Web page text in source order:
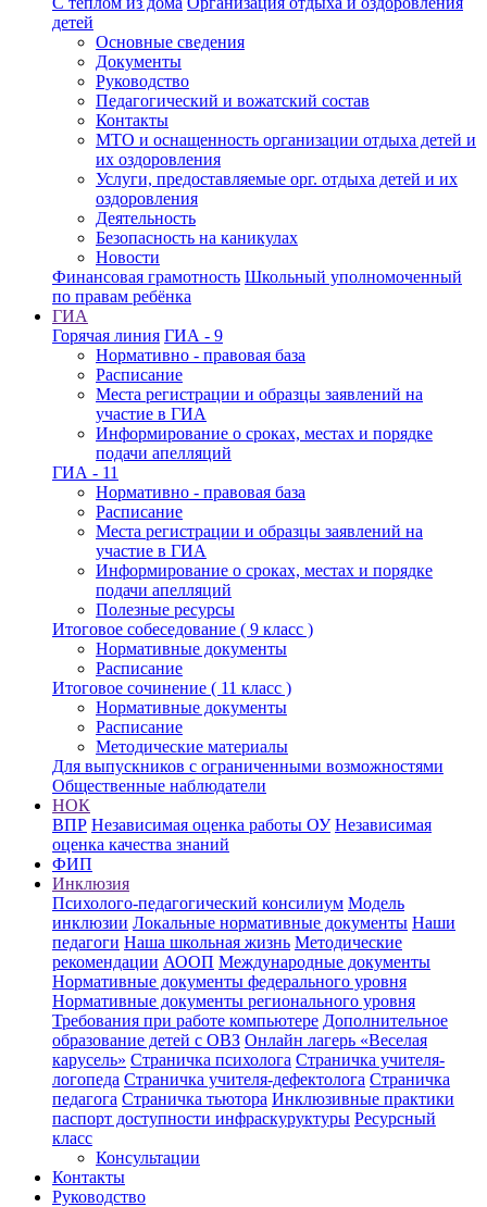
детей
Основные сведения
Документы
Руководство
Педагогический и вожатский состав
Контакты
МТО и оснащенность организации отдыха детей и
их оздоровления
Услуги, предоставляемые орг. отдыха детей и их
оздоровления
Деятельность
Безопасность на каникулах
Новости
Финансовая грамотность Школьный уполномоченный
по правам ребёнка
ГИА
Горячая линия ГИА - 9
Нормативно - правовая база
Расписание
Места регистрации и образцы заявлений на
участие в ГИА
Информирование о сроках, местах и порядке
подачи апелляций
ГИА - 11
Нормативно - правовая база
Расписание
Места регистрации и образцы заявлений на
участие в ГИА
Информирование о сроках, местах и порядке
подачи апелляций
Полезные ресурсы
Итоговое собеседование ( 9 класс )
Нормативные документы
Расписание
Итоговое сочинение ( 11 класс )
Нормативные документы
Расписание
Методические материалы
Для выпускников с ограниченными возможностями
Общественные наблюдатели
НОК
ВПР Независимая оценка работы ОУ Независимая
оценка качества знаний
ФИП
Инклюзия
Психолого-педагогический консилиум Модель
инклюзии Локальные нормативные документы Наши
педагоги Наша школьная жизнь Методические
рекомендации АООП Международные документы
Нормативные документы федерального уровня
Нормативные документы регионального уровня
Требования при работе компьютере Дополнительное
образование детей с ОВЗ Онлайн лагерь «Веселая
карусель» Страничка психолога Страничка учителя-
логопеда Страничка учителя-дефектолога Страничка
педагога Страничка тьютора Инклюзивные практики
паспорт доступности инфраскуруктуры Ресурсный
класс
Консультации
Контакты
Руководство